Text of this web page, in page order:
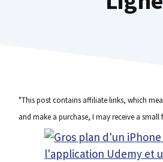
"This post contains affiliate links, which
and make a purchase, I may receive a